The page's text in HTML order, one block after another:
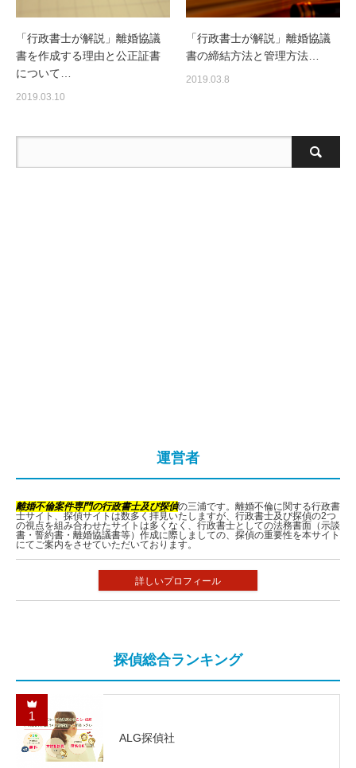
「行政書士が解説」離婚協議
書を作成する理由と公正証書
について…
2019.03.10
「行政書士が解説」離婚協議
書の締結方法と管理方法…
2019.03.8
運営者
離婚不倫案件専門の行政書士及び探偵の三浦です。離婚不倫に関する行政書
士サイト、探偵サイトは数多く拝見いたしますが、行政書士及び探偵の2つ
の視点を組み合わせたサイトは多くなく、行政書士としての法務書面（示談
書・誓約書・離婚協議書等）作成に際しましての、探偵の重要性を本サイト
にてご案内をさせていただいております。
詳しいプロフィール
探偵総合ランキング
1
ALG探偵社